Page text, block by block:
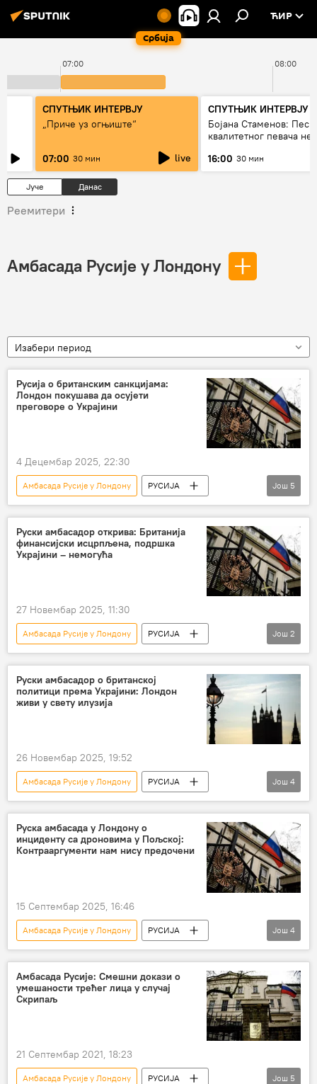
Србија
ЋИР
07:00 08:00
СПУТЊИК ИНТЕРВЈУ
„Приче уз огњиште“
07:00 30 мин live
СПУТЊИК ИНТЕРВЈУ
Бојана Стаменов:
квалитетног певача
16:00 30 мин
Јуче Данас
Реемитери
Амбасада Русије у Лондону
Изабери период
Русија о британским санкцијама:
Лондон покушава да осујети
преговоре о Украјини
4 Децембар 2025, 22:30
Амбасада Русије у Лондону
РУСИЈА
Русија – политика
Андреј Келин
Форин офис
Случај Скрипаљ
санкције
Још 5
Руски амбасадор открива: Британија
финансијски исцрпљена, подршка
Украјини – немогућа
27 Новембар 2025, 11:30
Амбасада Русије у Лондону
РУСИЈА
Русија – политика
Андреј Келин
Још 2
Руски амбасадор о британској
политици према Украјини: Лондон
живи у свету илузија
26 Новембар 2025, 19:52
Амбасада Русије у Лондону
РУСИЈА
Русија
Велика Британија
Андреј Келин
Украјина
Још 4
Руска амбасада у Лондону о
инциденту са дроновима у Пољској:
Контрааргументи нам нису предочени
15 Септембар 2025, 16:46
Амбасада Русије у Лондону
РУСИЈА
руска амбасада
Лондон
Кијев
антируски
Још 4
Амбасада Русије: Смешни докази о
умешаности трећег лица у случај
Скрипаљ
21 Септембар 2021, 18:23
Амбасада Русије у Лондону
РУСИЈА
Још 5